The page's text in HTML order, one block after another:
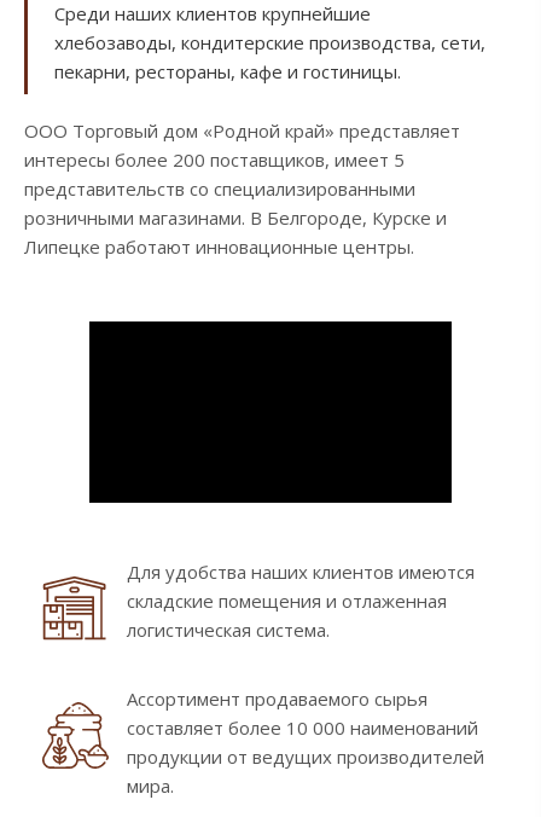
Среди наших клиентов крупнейшие
хлебозаводы, кондитерские производства, сети,
пекарни, рестораны, кафе и гостиницы.
ООО Торговый дом «Родной край» представляет
интересы более 200 поставщиков, имеет 5
представительств со специализированными
розничными магазинами. В Белгороде, Курске и
Липецке работают инновационные центры.
Для удобства наших клиентов имеются
складские помещения и отлаженная
логистическая система.
Ассортимент продаваемого сырья
составляет более 10 000 наименований
продукции от ведущих производителей
мира.